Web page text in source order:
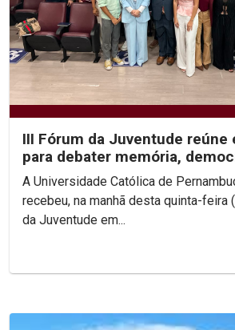
III Fórum da Juventude reúne
para debater memória,
direitos humanos na...
A Universidade Católica de
recebeu, na manhã desta quinta-feira
da Juventude em...